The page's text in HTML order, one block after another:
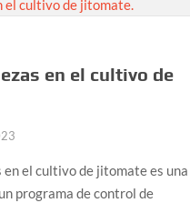
en el cultivo de
en el cultivo de jitomate es una
programa de control de